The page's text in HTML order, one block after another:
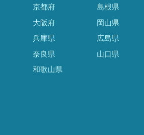
京都府
大阪府
兵庫県
奈良県
和歌山県
島根県
岡山県
広島県
山口県